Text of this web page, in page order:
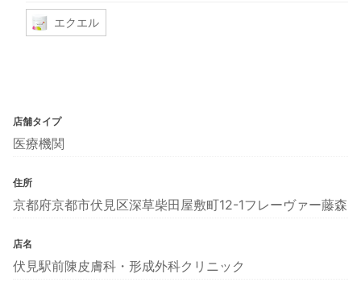
エクエル
店舗タイプ
医療機関
住所
京都府京都市伏見区深草柴田屋敷町12-1フレーヴァー藤森
店名
伏見駅前陳皮膚科・形成外科クリニック